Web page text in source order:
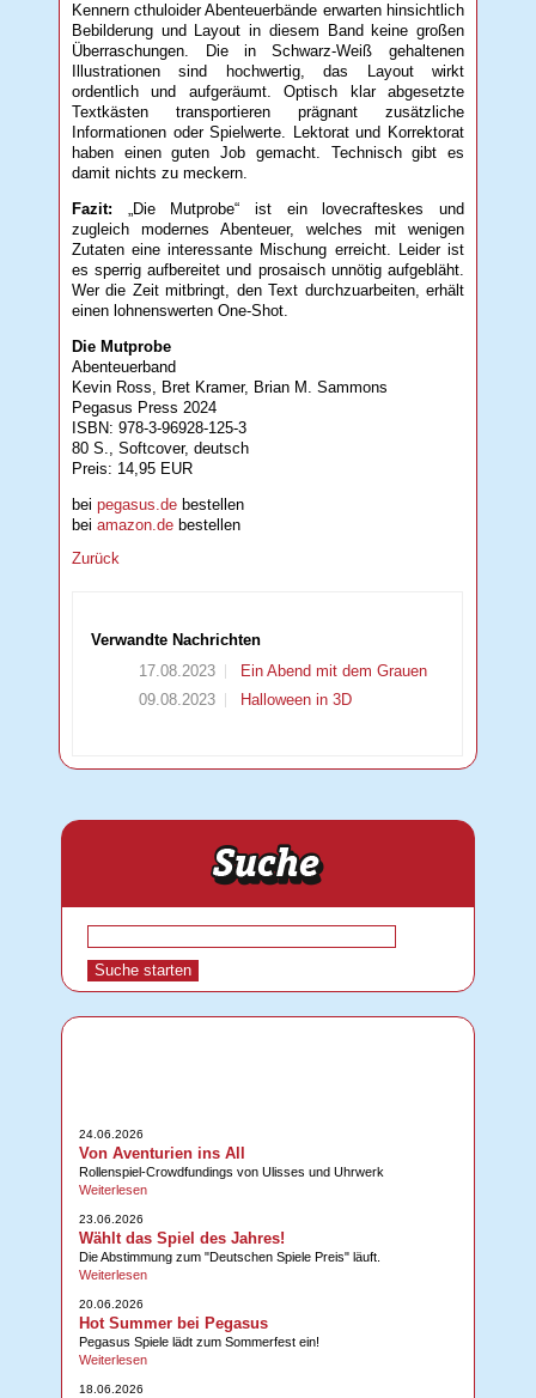
Kennern cthuloider Abenteuerbände erwarten hinsichtlich
Bebilderung und Layout in diesem Band keine großen
Überraschungen. Die in Schwarz-Weiß gehaltenen
Illustrationen sind hochwertig, das Layout wirkt
ordentlich und aufgeräumt. Optisch klar abgesetzte
Textkästen transportieren prägnant zusätzliche
Informationen oder Spielwerte. Lektorat und Korrektorat
haben einen guten Job gemacht. Technisch gibt es
damit nichts zu meckern.
Fazit: „Die Mutprobe“ ist ein lovecrafteskes und
zugleich modernes Abenteuer, welches mit wenigen
Zutaten eine interessante Mischung erreicht. Leider ist
es sperrig aufbereitet und prosaisch unnötig aufgebläht.
Wer die Zeit mitbringt, den Text durchzuarbeiten, erhält
einen lohnenswerten One-Shot.
Die Mutprobe
Abenteuerband
Kevin Ross, Bret Kramer, Brian M. Sammons
Pegasus Press 2024
ISBN: 978-3-96928-125-3
80 S., Softcover, deutsch
Preis: 14,95 EUR
beipegasus.de bestellen
beiamazon.de bestellen
Zurück
Verwandte Nachrichten
17.08.2023
Ein Abend mit dem Grauen
09.08.2023
Halloween in 3D
24.06.2026
Von Aventurien ins All
Rollenspiel-Crowdfundings von Ulisses und Uhrwerk
Weiterlesen
23.06.2026
Wählt das Spiel des Jahres!
Die Abstimmung zum "Deutschen Spiele Preis" läuft.
Weiterlesen
20.06.2026
Hot Summer bei Pegasus
Pegasus Spiele lädt zum Sommerfest ein!
Weiterlesen
18.06.2026